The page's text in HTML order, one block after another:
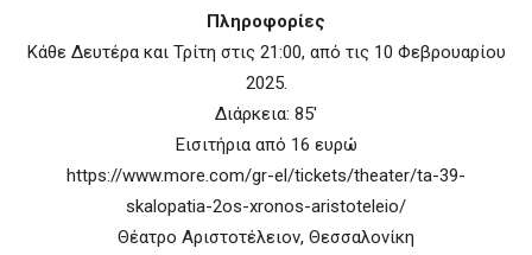
Πληροφορίες
Κάθε Δευτέρα και Τρίτη στις 21:00, από τις 10 Φεβρουαρίου
2025.
Διάρκεια: 85′
Εισιτήρια από 16 ευρώ
https://www.more.com/gr-el/tickets/theater/ta-39-
skalopatia-2os-xronos-aristoteleio/
Θέατρο Αριστοτέλειον, Θεσσαλονίκη